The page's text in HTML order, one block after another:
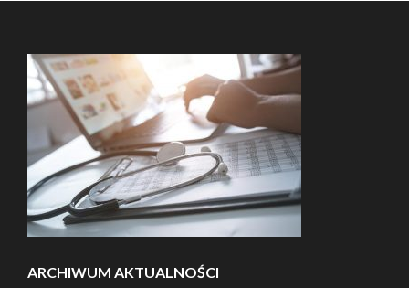
ARCHIWUM AKTUALNOŚCI